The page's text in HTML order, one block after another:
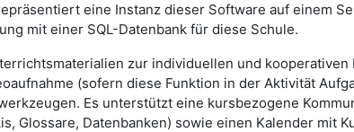
eine Instanz dieser Software auf einem
mit einer SQL-Datenbank für diese Schule.
zur individuellen und kooperativen
(sofern diese Funktion in der Aktivität
Es unterstützt eine kursbezogene
Glossare, Datenbanken) sowie einen Kalender mit